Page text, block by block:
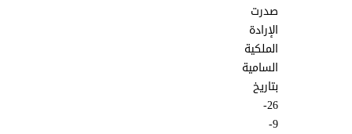
صدرت
الإرادة
الملكية
السامية
بتاريخ
26-
9-